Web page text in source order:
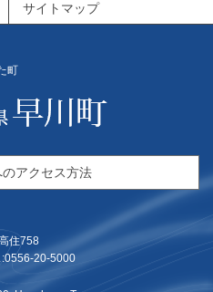
サイトマップ
町
アクセス方法
住758
20-5000